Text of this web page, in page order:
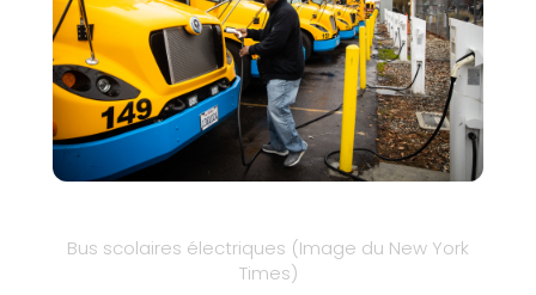
Bus scolaires électriques (Image du New York
Times)